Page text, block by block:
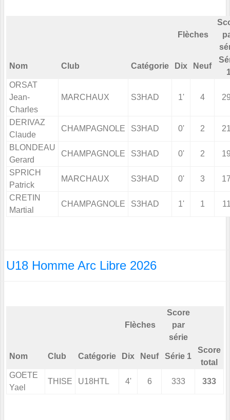
Flèches
Nom Club Catégorie Dix Neuf
ORSAT
Jean-
Charles
MARCHAUX S3HAD 1' 4
DERIVAZ
Claude
CHAMPAGNOLE S3HAD 0' 2
BLONDEAU
Gerard
CHAMPAGNOLE S3HAD 0' 2
SPRICH
Patrick
MARCHAUX S3HAD 0' 3
CRETIN
Martial
CHAMPAGNOLE S3HAD 1' 1
U18 Homme Arc Libre 2026
Flèches
Score
par
série
Nom Club Catégorie Dix Neuf Série 1
Score
total
GOETE
Yael
THISE U18HTL 4' 6 333 333